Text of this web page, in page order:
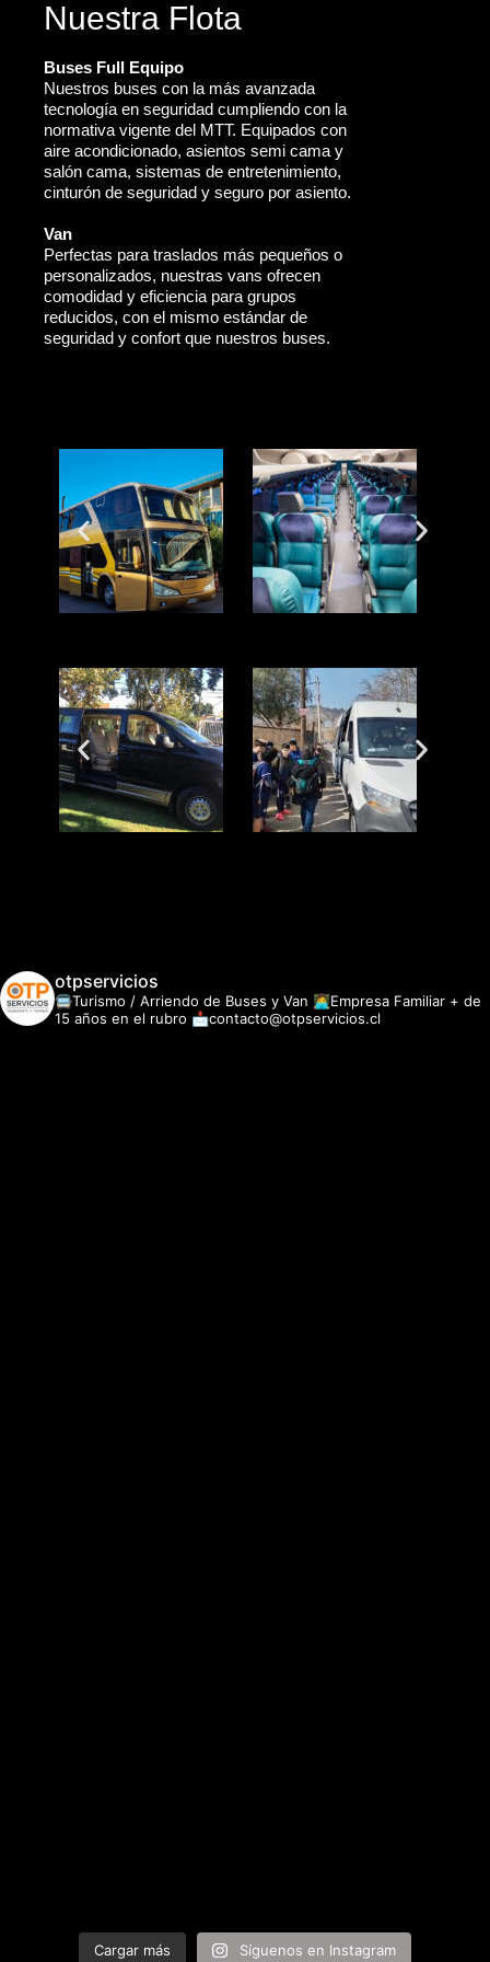
Nuestra Flota
Buses Full Equipo
Nuestros buses con la más avanzada
tecnología en seguridad cumpliendo con la
normativa vigente del MTT. Equipados con
aire acondicionado, asientos semi cama y
salón cama, sistemas de entretenimiento,
cinturón de seguridad y seguro por asiento.
Van
Perfectas para traslados más pequeños o
personalizados, nuestras vans ofrecen
comodidad y eficiencia para grupos
reducidos, con el mismo estándar de
seguridad y confort que nuestros buses.
otpservicios
🚍Turismo / Arriendo de Buses y Van 👩‍💻Empresa Familiar + de
15 años en el rubro 📩contacto@otpservicios.cl
Cargar más Síguenos en Instagram